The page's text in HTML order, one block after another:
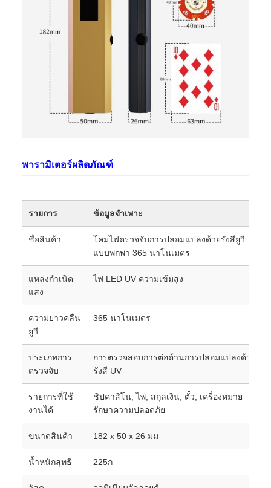
พารามิเตอร์ผลิตภัณฑ์
รายการ ข้อมูลจำเพาะ
ชื่อสินค้า
โคมไฟตรวจจับการปลอมแปลงด้วยรังสียูวี
แบบพกพา 365 นาโนเมตร
แหล่งกำเนิด
แสง
ไฟ LED UV ความเข้มสูง
ความยาวคลื่น
ยูวี
365 นาโนเมตร
ประเภทการ
ตรวจจับ
การตรวจสอบการต่อต้านการปลอมแปลงด้วย
รังสี UV
รายการที่ใช้
งานได้
ชิปคาสิโน, ไพ่, สกุลเงิน, ตั๋ว, เครื่องหมาย
รักษาความปลอดภัย
ขนาดสินค้า 182 x 50 x 26 มม
น้ำหนักสุทธิ 225ก